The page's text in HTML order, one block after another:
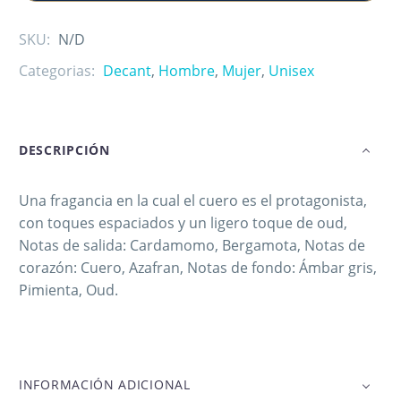
SKU: N/D
Categorias: Decant, Hombre, Mujer, Unisex
DESCRIPCIÓN
Una fragancia en la cual el cuero es el protagonista,
con toques espaciados y un ligero toque de oud,
Notas de salida: Cardamomo, Bergamota, Notas de
corazón: Cuero, Azafran, Notas de fondo: Ámbar gris,
Pimienta, Oud.
INFORMACIÓN ADICIONAL